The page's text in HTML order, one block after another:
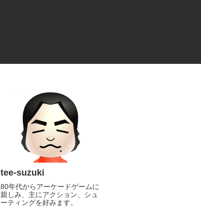
tee-suzuki
80年代からアーケードゲームに
親しみ、主にアクション、シュ
ーティングを好みます。